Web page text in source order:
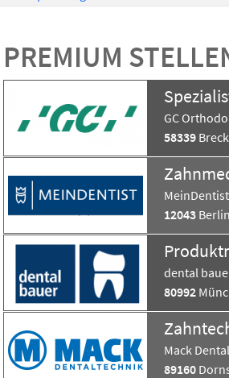
PREMIUM
GC
58339
12043 Berlin
dental
80992
Mack
89160